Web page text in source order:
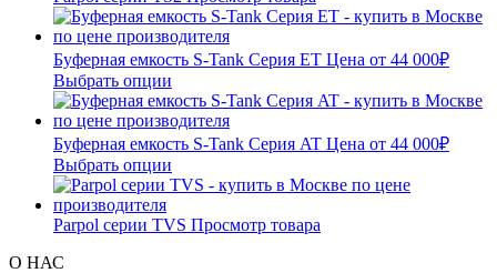
Буферная емкость S-Tank Серия ET Цена от 44 000₽
Выбрать опции
Буферная емкость S-Tank Серия AT Цена от 44 000₽
Выбрать опции
Parpol серии TVS Просмотр товара
О НАС